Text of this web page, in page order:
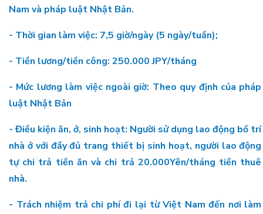
Nam và pháp luật Nhật Bản.
- Thời gian làm việc: 7,5 giờ/ngày (5 ngày/tuần);
- Tiền lương/tiền công: 250.000 JPY/tháng
- Mức lương làm việc ngoài giờ: Theo quy định của pháp
luật Nhật Bản
- Điều kiện ăn, ở, sinh hoạt: Người sử dụng lao động bố trí
nhà ở với đầy đủ trang thiết bị sinh hoạt, người lao động
tự chi trả tiền ăn và chi trả 20.000Yên/tháng tiền thuê
nhà.
- Trách nhiệm trả chi phí đi lại từ Việt Nam đến nơi làm